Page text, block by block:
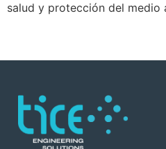
salud y protección del